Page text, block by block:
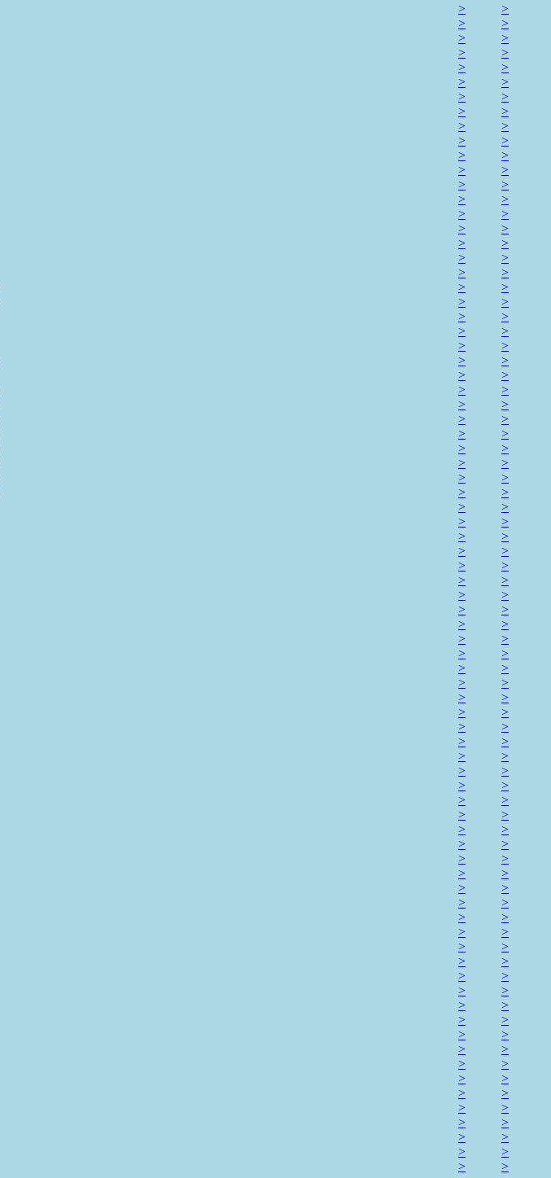
>
>
>
>
>
>
>
>
>
>
>
>
>
>
>
>
>
>
>
>
>
>
>
>
>
>
>
>
>
>
>
>
>
>
>
>
>
>
>
>
>
>
>
>
>
>
>
>
>
>
>
>
>
>
>
>
>
>
>
>
>
>
>
>
>
>
>
>
>
>
>
>
>
>
>
>
>
>
>
>
>
>
>
>
>
>
>
>
>
>
>
>
>
>
>
>
>
>
>
>
>
>
>
>
>
>
>
>
>
>
>
>
>
>
>
>
>
>
>
>
>
>
>
>
>
>
>
>
>
>
>
>
>
>
>
>
>
>
>
>
>
>
>
>
>
>
>
>
>
>
>
>
>
>
>
>
>
>
>
>